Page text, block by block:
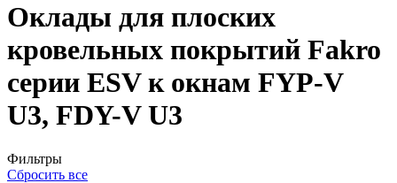
Оклады для плоских
кровельных покрытий Fakro
серии ESV к окнам FYP-V
U3, FDY-V U3
Фильтры
Сбросить все